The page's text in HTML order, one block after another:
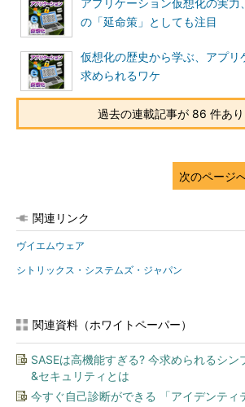
アプリケーション仮想化の実力
の「延命策」としても注目
仮想化の歴史から学ぶ、アプリ
求められるワケ
過去の連載記事が 86 件あ
次のページ
関連リンク
ヴイエムウェア
シトリックス・システムズ・ジャパン
関連資料（ホワイトペーパー）
SASEは高機能すぎる? 今求められるシン
&セキュリティとは
今すぐ自己診断ができる 「アイデンティ